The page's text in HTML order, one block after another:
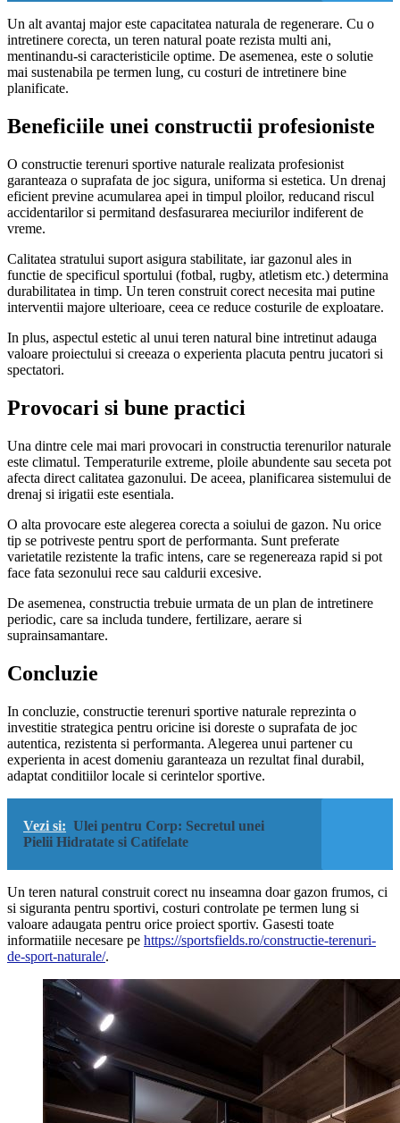
Un alt avantaj major este capacitatea naturala de regenerare. Cu o
intretinere corecta, un teren natural poate rezista multi ani,
mentinandu-si caracteristicile optime. De asemenea, este o solutie
mai sustenabila pe termen lung, cu costuri de intretinere bine
planificate.
Beneficiile unei constructii profesioniste
O constructie terenuri sportive naturale realizata profesionist
garanteaza o suprafata de joc sigura, uniforma si estetica. Un drenaj
eficient previne acumularea apei in timpul ploilor, reducand riscul
accidentarilor si permitand desfasurarea meciurilor indiferent de
vreme.
Calitatea stratului suport asigura stabilitate, iar gazonul ales in
functie de specificul sportului (fotbal, rugby, atletism etc.) determina
durabilitatea in timp. Un teren construit corect necesita mai putine
interventii majore ulterioare, ceea ce reduce costurile de exploatare.
In plus, aspectul estetic al unui teren natural bine intretinut adauga
valoare proiectului si creeaza o experienta placuta pentru jucatori si
spectatori.
Provocari si bune practici
Una dintre cele mai mari provocari in constructia terenurilor naturale
este climatul. Temperaturile extreme, ploile abundente sau seceta pot
afecta direct calitatea gazonului. De aceea, planificarea sistemului de
drenaj si irigatii este esentiala.
O alta provocare este alegerea corecta a soiului de gazon. Nu orice
tip se potriveste pentru sport de performanta. Sunt preferate
varietatile rezistente la trafic intens, care se regenereaza rapid si pot
face fata sezonului rece sau caldurii excesive.
De asemenea, constructia trebuie urmata de un plan de intretinere
periodic, care sa includa tundere, fertilizare, aerare si
suprainsamantare.
Concluzie
In concluzie, constructie terenuri sportive naturale reprezinta o
investitie strategica pentru oricine isi doreste o suprafata de joc
autentica, rezistenta si performanta. Alegerea unui partener cu
experienta in acest domeniu garanteaza un rezultat final durabil,
adaptat conditiilor locale si cerintelor sportive.
Vezi si: Ulei pentru Corp: Secretul unei
Pielii Hidratate si Catifelate
Un teren natural construit corect nu inseamna doar gazon frumos, ci
si siguranta pentru sportivi, costuri controlate pe termen lung si
valoare adaugata pentru orice proiect sportiv. Gasesti toate
informatiile necesare pe https://sportsfields.ro/constructie-terenuri-
de-sport-naturale/.